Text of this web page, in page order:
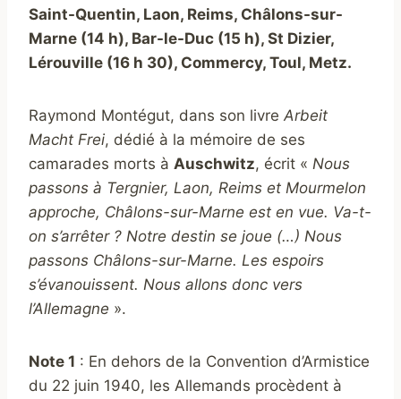
Saint-Quentin, Laon, Reims, Châlons-sur-
Marne (14 h), Bar-le-Duc (15 h), St Dizier,
Lérouville (16 h 30), Commercy, Toul, Metz.
Raymond Montégut, dans son livre Arbeit
Macht Frei, dédié à la mémoire de ses
camarades morts à Auschwitz, écrit « Nous
passons à Tergnier, Laon, Reims et Mourmelon
approche, Châlons-sur-Marne est en vue. Va-t-
on s’arrêter ? Notre destin se joue (…) Nous
passons Châlons-sur-Marne. Les espoirs
s’évanouissent. Nous allons donc vers
l’Allemagne ».
Note 1 : En dehors de la Convention d’Armistice
du 22 juin 1940, les Allemands procèdent à